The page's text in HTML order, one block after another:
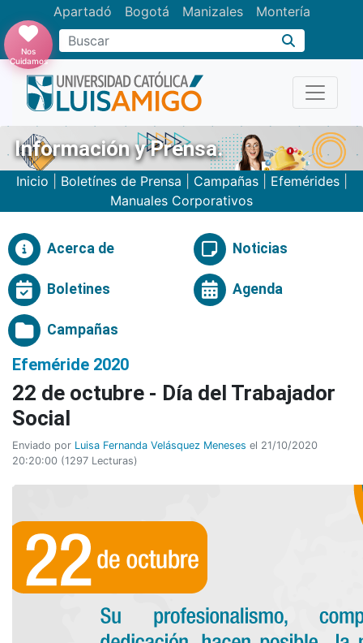
Apartadó Bogotá Manizales Montería
Buscar
Nos
Cuidamos
Información y Prensa.
Inicio Boletínes de Prensa Campañas| Efemérides|
Manuales Corporativos
Acerca de Noticias
Boletines Agenda
Campañas
Efeméride 2020
22 de octubre - Día del Trabajador
Social
Enviado por Luisa Fernanda Velásquez Meneses el 21/10/2020
20:20:00 (1297 Lecturas)